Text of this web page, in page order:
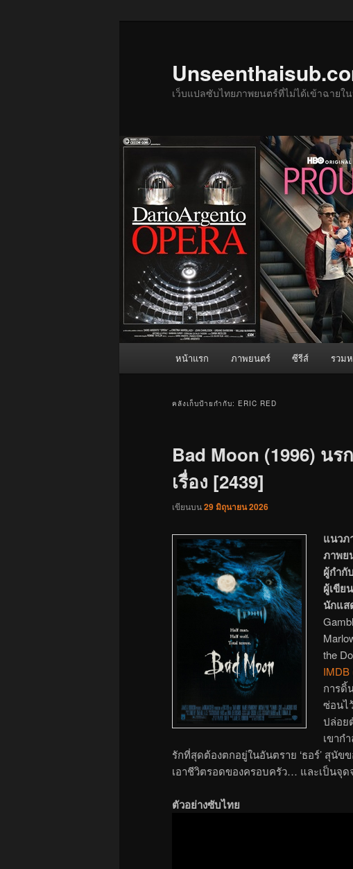
เว็บแปลซับไทยภาพยนตร์ที่ไม่ได้เข้าฉายใ
หน้าแรก ภาพยนตร์ ซีรีส์ รวม
คลังเก็บป้ายกำกับ: ERIC RED
Bad Moon (1996) นร
เรื่อง [2439]
เขียนบน29 มิถุนายน 2026
แนวภ
ภาพย
ผู้กำกั
ผู้เขีย
นักแส
the
IMDB
การดิ้
ซ่อนไ
ปล่อย
เขาก
รักที่สุดต้องตกอยู่ในอันตราย ‘ธอร์’ สุนั
เอาชีวิตรอดของครอบครัว… และเป็นจุ
ตัวอย่างซับไทย